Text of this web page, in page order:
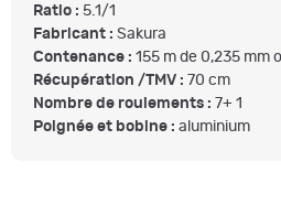
Ratio : 5.1/1
Fabricant : Sakura
Contenance : 155 m de 0,235 mm
Récupération /TMV : 70 cm
Nombre de roulements : 7+ 1
Poignée et bobine : aluminium